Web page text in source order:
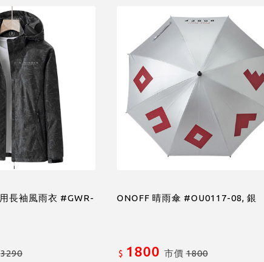
長袖風雨衣 #GWR-
3290
ONOFF 晴雨傘 #OU0117-08, 銀
$ 1800 市價1800